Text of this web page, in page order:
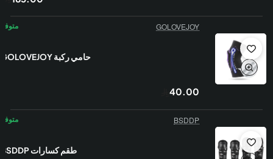
GOLOVEJOY
حامي ركبة GOLOVEJOY
40.00
BSDDP
طقم كسارات BSDDP